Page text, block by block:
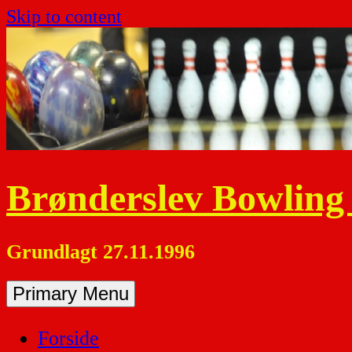
Skip to content
Brønderslev
Grundlagt 27.11.1996
Primary Menu
Forside